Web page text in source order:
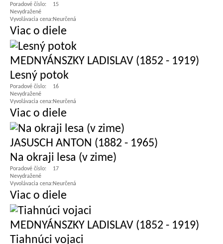
Poradové číslo:
15
Nevydražené
Vyvolávacia cena:Neurčená
Viac o diele
MEDNYÁNSZKY LADISLAV (1852 - 1919)
Lesný potok
Poradové číslo:
16
Nevydražené
Vyvolávacia cena:Neurčená
Viac o diele
JASUSCH ANTON (1882 - 1965)
Na okraji lesa (v zime)
Poradové číslo:
17
Nevydražené
Vyvolávacia cena:Neurčená
Viac o diele
MEDNYÁNSZKY LADISLAV (1852 - 1919)
Tiahnúci vojaci